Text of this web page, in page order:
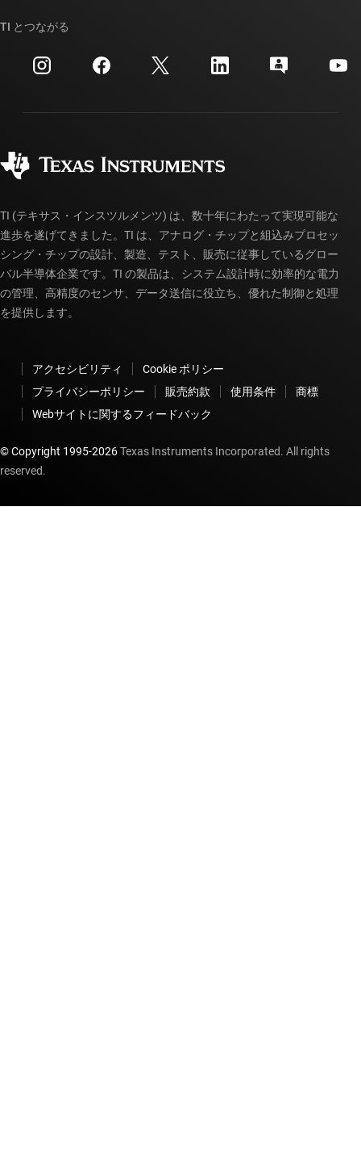
投資家向け情報
製造
クロスリファレンス検索
カスタマー・サポート・センター
myTI アカウントの FAQ
ご注文に関する FAQ
TI とつながる
TI (テキサス・インスツルメンツ) は、数十年にわたって実現可能な
進歩を遂げてきました。TI は、アナログ・チップと組込みプロセッ
シング・チップの設計、製造、テスト、販売に従事しているグロー
バル半導体企業です。TI の製品は、システム設計時に効率的な電力
の管理、高精度のセンサ、データ送信に役立ち、優れた制御と処理
を提供します。
アクセシビリティ
Cookie ポリシー
プライバシーポリシー
販売約款 使用条件
商標
Webサイトに関するフィードバック
© Copyright 1995-2026Texas Instruments Incorporated. All rights
reserved.